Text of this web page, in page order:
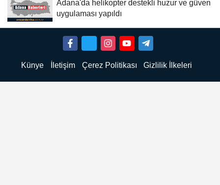
Adana'da helikopter destekli huzur ve güven
uygulaması yapıldı
Künye İletişim Çerez Politikası Gizlilik İlkeleri